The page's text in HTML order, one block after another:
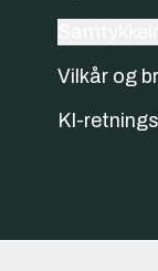
Vilkår og
KI-